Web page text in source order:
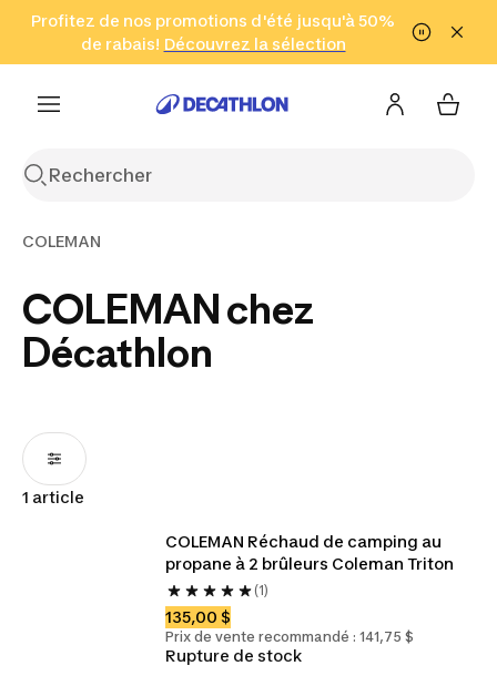
Aller à la recherche Aller au contenu Aller au pied de
Profitez de nos promotions d'été jusqu'à 50%
de rabais! Découvrez la sélection
Cliquez ici
en seulement 2 h!
(Zones sélectionnées)
COLEMAN
COLEMAN chez
Décathlon
1 article
COLEMAN Réchaud de camping au
propane à 2 brûleurs Coleman Triton
(1)
135,00 $
Prix de vente recommandé : 141,75 $
Rupture de stock